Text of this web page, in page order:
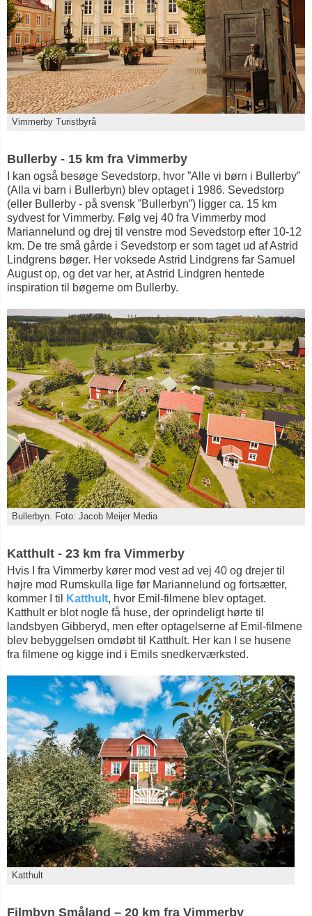
Vimmerby Turistbyrå
Bullerby - 15 km fra Vimmerby
I kan også besøge Sevedstorp, hvor ”Alle vi børn i Bullerby”
(Alla vi barn i Bullerbyn) blev optaget i 1986. Sevedstorp
(eller Bullerby - på svensk ”Bullerbyn”) ligger ca. 15 km
sydvest for Vimmerby. Følg vej 40 fra Vimmerby mod
Mariannelund og drej til venstre mod Sevedstorp efter 10-12
km. De tre små gårde i Sevedstorp er som taget ud af Astrid
Lindgrens bøger. Her voksede Astrid Lindgrens far Samuel
August op, og det var her, at Astrid Lindgren hentede
inspiration til bøgerne om Bullerby.
Bullerbyn. Foto: Jacob Meijer Media
Katthult - 23 km fra Vimmerby
Hvis I fra Vimmerby kører mod vest ad vej 40 og drejer til
højre mod Rumskulla lige før Mariannelund og fortsætter,
kommer I til
Katthult, hvor Emil-filmene blev optaget.
Katthult er blot nogle få huse, der oprindeligt hørte til
landsbyen Gibberyd, men efter optagelserne af Emil-filmene
blev bebyggelsen omdøbt til Katthult. Her kan I se husene
fra filmene og kigge ind i Emils snedkerværksted.
Katthult
Filmbyn Småland – 20 km fra Vimmerby